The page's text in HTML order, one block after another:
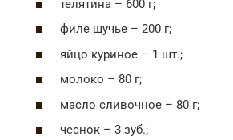
телятина – 600 г;
филе щучье – 200 г;
яйцо куриное – 1 шт.;
молоко – 80 г;
масло сливочное – 80 г;
чеснок – 3 зуб.;